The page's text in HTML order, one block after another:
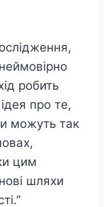
робить
про те,
можуть так
цим
шляхи